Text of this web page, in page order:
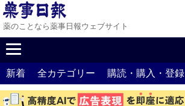
薬のことなら薬事日報ウェブサイト
新着 全カテゴリー 購読・購入・登録